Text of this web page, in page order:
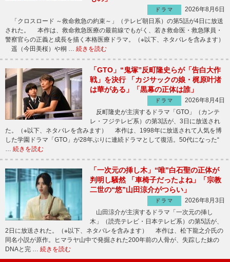
ドラマ
2026年8月6日
「クロスロード ～救命救急の約束～」（テレビ朝日系）の第5話が4日に放送
された。 本作は、救命救急医療の最前線でもがく、若き救命医・救急隊員・
警察官らの正義と成長を描く本格医療ドラマ。（※以下、ネタバレを含みます）
遥（今田美桜）や桐 … 続きを読む
「GTO」“鬼塚”反町隆史らが「告白大作
戦」を決行 「カジサックの娘・梶原叶渚
は華がある」「黒幕の正体は誰」
ドラマ
2026年8月4日
反町隆史が主演するドラマ「GTO」（カンテ
レ・フジテレビ系）の第3話が、3日に放送され
た。（※以下、ネタバレを含みます） 本作は、1998年に放送されて人気を博
した学園ドラマ「GTO」が28年ぶりに連続ドラマとして復活。50代になった“
続きを読む
「一次元の挿し木」“唯”白石聖の正体が
判明し騒然 「車椅子だったよね」「宗教
二世の“悠”山田涼介がつらい」
ドラマ
2026年8月3日
山田涼介が主演するドラマ「一次元の挿し
木」（読売テレビ・日本テレビ系）の第5話が、
2日に放送された。（※以下、ネタバレを含みます） 本作は、松下龍之介氏の
同名小説が原作。ヒマラヤ山中で発掘された200年前の人骨が、失踪した妹の
DNAと完 … 続きを読む